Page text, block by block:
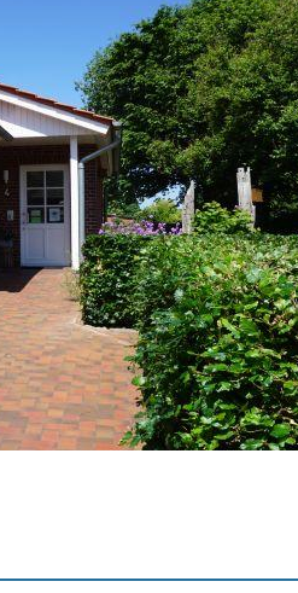
Narkose
Rind
Hühner